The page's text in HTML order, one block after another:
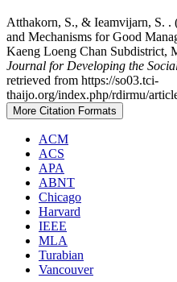
Atthakorn, S., & Ieamvijarn, S. .
and Mechanisms for Good
Kaeng Loeng Chan Subdistrict,
Journal for Developing the
retrieved from https://so03.tci-
thaijo.org/index.php/rdirmu/
More Citation Formats
ACM
ACS
APA
ABNT
Chicago
Harvard
IEEE
MLA
Turabian
Vancouver